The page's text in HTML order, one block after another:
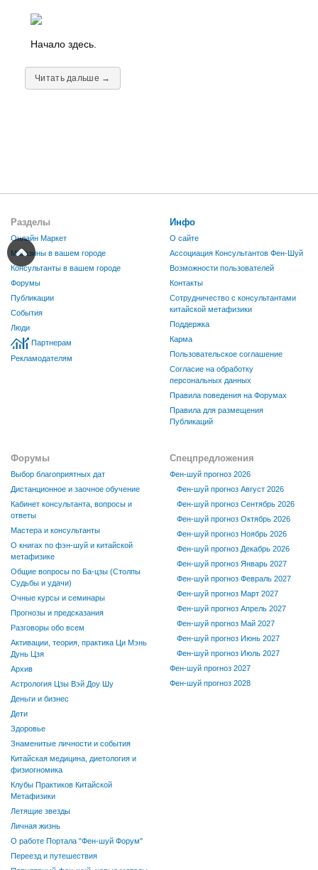
Начало здесь.
Читать дальше →
Разделы
Онлайн Маркет
Магазины в вашем городе
Консультанты в вашем городе
Форумы
Публикации
События
Люди
Партнерам
Рекламодателям
Инфо
О сайте
Ассоциация Консультантов Фен-Шуй
Возможности пользователей
Контакты
Сотрудничество с консультантами
китайской метафизики
Поддержка
Карма
Пользовательское соглашение
Согласие на обработку
персональных данных
Правила поведения на Форумах
Правила для размещения
Публикаций
Форумы
Выбор благоприятных дат
Дистанционное и заочное обучение
Кабинет консультанта, вопросы и
ответы
Мастера и консультанты
О книгах по фэн-шуй и китайской
метафизике
Общие вопросы по Ба-цзы (Столпы
Судьбы и удачи)
Очные курсы и семинары
Прогнозы и предсказания
Разговоры обо всем
Активации, теория, практика Ци Мэнь
Дунь Цзя
Архив
Астрология Цзы Вэй Доу Шу
Деньги и бизнес
Дети
Здоровье
Знаменитые личности и события
Китайская медицина, диетология и
физиогномика
Клубы Практиков Китайской
Метафизики
Летящие звезды
Личная жизнь
О работе Портала "Фен-шуй Форум"
Переезд и путешествия
Спецпредложения
Фен-шуй прогноз 2026
Фен-шуй прогноз Август 2026
Фен-шуй прогноз Сентябрь 2026
Фен-шуй прогноз Октябрь 2026
Фен-шуй прогноз Ноябрь 2026
Фен-шуй прогноз Декабрь 2026
Фен-шуй прогноз Январь 2027
Фен-шуй прогноз Февраль 2027
Фен-шуй прогноз Март 2027
Фен-шуй прогноз Апрель 2027
Фен-шуй прогноз Май 2027
Фен-шуй прогноз Июнь 2027
Фен-шуй прогноз Июль 2027
Фен-шуй прогноз 2027
Фен-шуй прогноз 2028